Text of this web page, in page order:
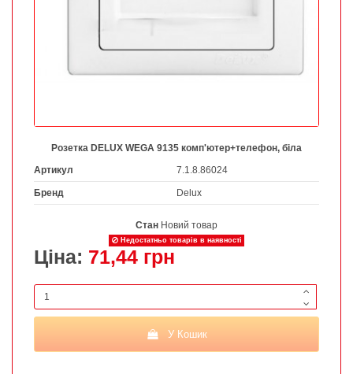
Розетка DELUX WEGA 9135 комп'ютер+телефон, біла
Артикул
7.1.8.86024
Бренд Delux
Стан Новий товар
Недостатньо товарів в наявності
Ціна: 71,44 грн
У Кошик